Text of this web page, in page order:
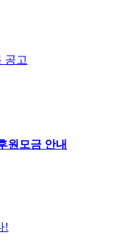
공고
원모금 안내
!